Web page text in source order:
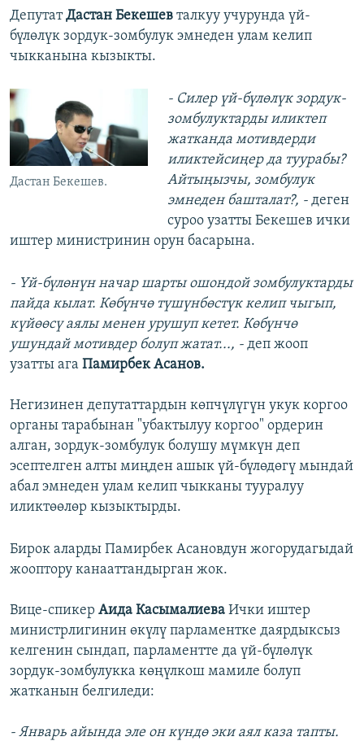
ДепутатДастан Бекешев талкуу учурунда үй-
бүлөлүк зордук-зомбулук эмнеден улам келип
чыкканына кызыкты.
Дастан Бекешев.
- Силер үй-бүлөлүк зордук-
зомбулуктарды иликтеп
жатканда мотивдерди
иликтейсиңер да туурабы?
Айтыңызчы, зомбулук
эмнеден башталат?, -деген
суроо узатты Бекешев ички
иштер министринин орун басарына.
- Үй-бүлөнүн начар шарты ошондой зомбулуктарды
пайда кылат. Көбүнчө түшүнбөстүк келип чыгып,
күйөөсү аялы менен урушуп кетет. Көбүнчө
ушундай мотивдер болуп жатат..., - деп жооп
узатты ага Памирбек Асанов.
Негизинен депутаттардын көпчүлүгүн укук коргоо
органы тарабынан "убактылуу коргоо" ордерин
алган, зордук-зомбулук болушу мүмкүн деп
эсептелген алты миңден ашык үй-бүлөдөгү мындай
абал эмнеден улам келип чыкканы тууралуу
иликтөөлөр кызыктырды.
Бирок аларды Памирбек Асановдун жогорудагыдай
жооптору канааттандырган жок.
Вице-спикер Аида Касымалиева Ички иштер
министрлигинин өкүлү парламентке даярдыксыз
келгенин сындап, парламентте да үй-бүлөлүк
зордук-зомбулукка көңүлкош мамиле болуп
жатканын белгиледи:
- Январь айында эле он күндө эки аял каза тапты.